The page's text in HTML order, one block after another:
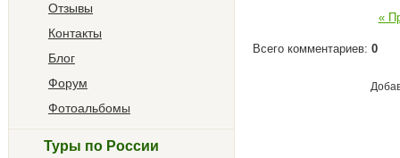
Отзывы
Контакты
Блог
Форум
Фотоальбомы
Туры по России
«
Всего комментариев: 0